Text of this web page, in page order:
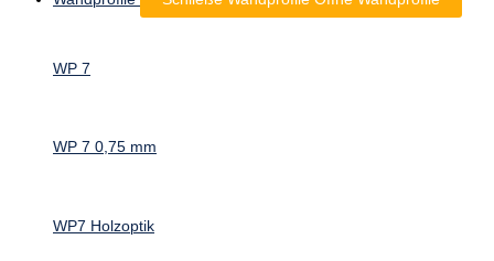
WP 7
WP 7 0,75 mm
WP7 Holzoptik